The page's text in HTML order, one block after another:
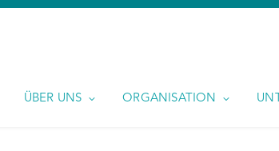
ÜBER UNS ORGANISATION